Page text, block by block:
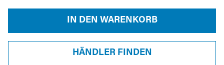
IN DEN WARENKORB
HÄNDLER FINDEN